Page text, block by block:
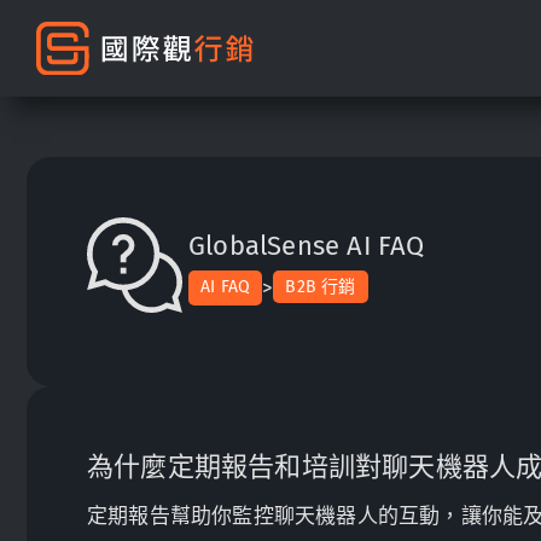
GlobalSense AI FAQ
AI FAQ > B2B 行銷
為什麼定期報告和培訓對聊天機器人
定期報告幫助你監控聊天機器人的互動，讓你能